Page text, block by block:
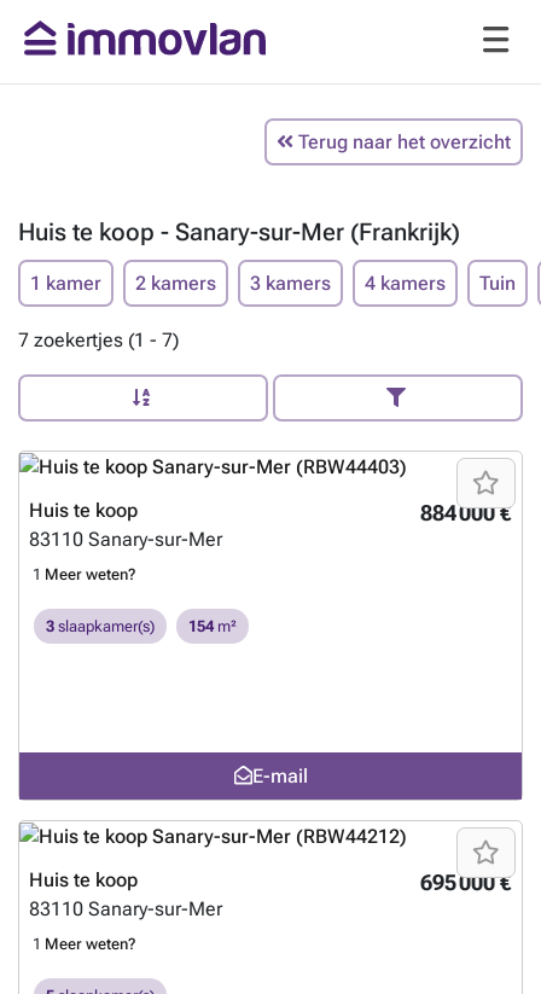
Terug naar het overzicht
Huis te koop - Sanary-sur-Mer (Frankrijk)
1 kamer 2 kamers 3 kamers 4 kamers Tuin
7 zoekertjes (1 - 7)
884 000 €
Huis te koop
83110 Sanary-sur-Mer
1 Meer weten?
3 slaapkamer(s) 154m²
E-mail
695 000 €
Huis te koop
83110 Sanary-sur-Mer
1 Meer weten?